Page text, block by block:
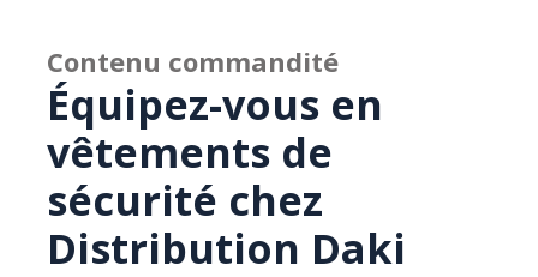
Contenu commandité
Équipez-vous en
vêtements de
sécurité chez
Distribution Daki